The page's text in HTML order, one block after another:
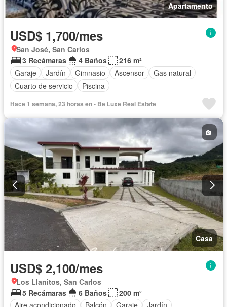
Apartamento
USD$ 1,700/mes
San José, San Carlos
3 Recámaras
4 Baños
216 m²
Garaje
Jardín Gimnasio Ascensor
Gas natural
Cuarto de servicio
Piscina
Hace 1 semana, 23 horas en - Be Luxe Real Estate
Casa
USD$ 2,100/mes
Los Llanitos, San Carlos
5 Recámaras
6 Baños
200 m²